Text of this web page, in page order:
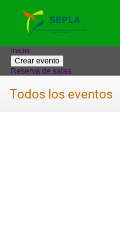
Inicio
Crear evento
Reserva de salas
Todos los eventos